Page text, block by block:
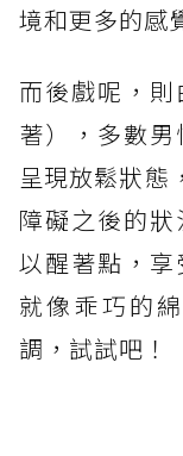
境和更多的感
而後戲呢，
著），多數
呈現放鬆狀態
障礙之後的
以醒著點，
就像乖巧的
調，試試吧！